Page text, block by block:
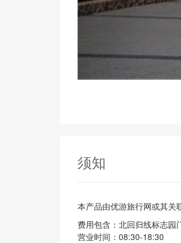
须知
本产品由优游旅行网或其关
费用包含：北回归线标志园
营业时间：08:30-18:30